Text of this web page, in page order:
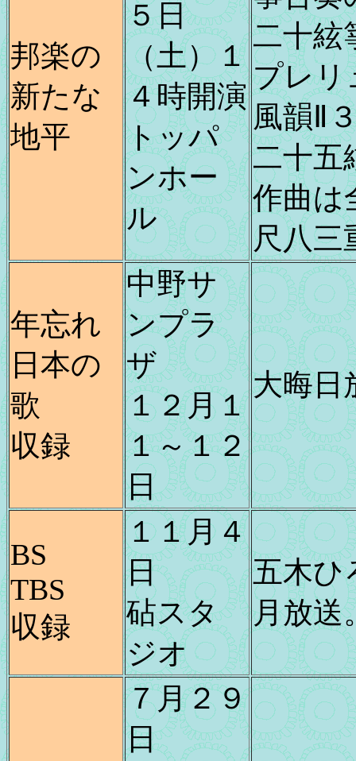
邦楽の
新たな
地平
５日
（土）１
４時開演
トッパ
ンホー
ル
二十絃
プレ
風韻Ⅱ
二十五
作曲
尺八
年忘れ
日本の
歌
収録
中野サ
ンプラ
ザ
１２月１
１～１２
日
大晦日
BS
TBS
収録
１１月４
日
砧スタ
ジオ
五木
月放送
７月２９
日